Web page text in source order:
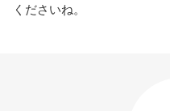
くださいね。